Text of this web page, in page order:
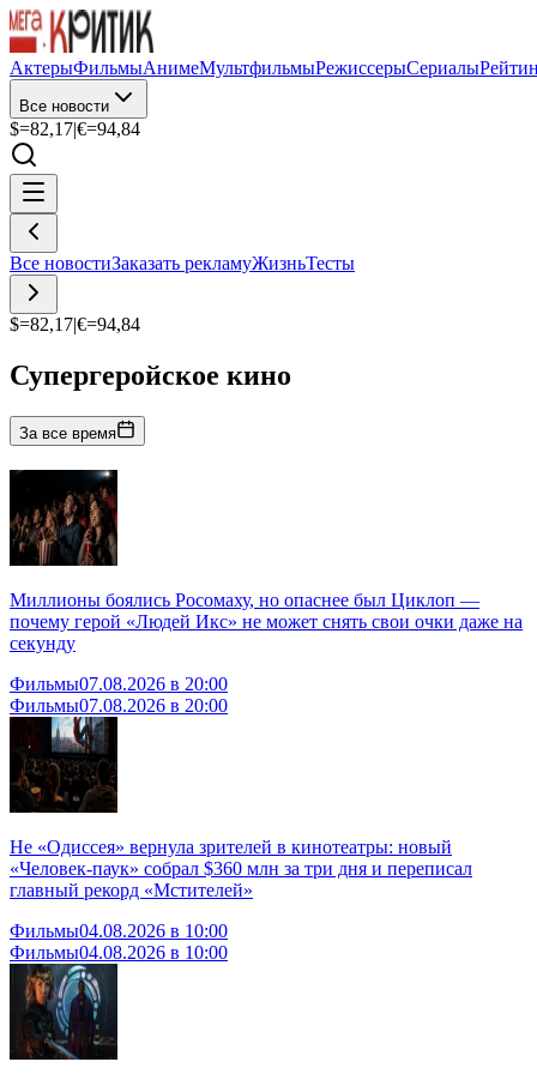
АктерыФильмыАнимеМультфильмыРежиссерыСериалы
Все новости
$=82,17|€=94,84
Все новостиЗаказать рекламуЖизньТесты
$=82,17|€=94,84
Супергеройское кино
За все время
Миллионы боялись Росомаху, но опаснее был Циклоп —
почему герой «Людей Икс» не может снять свои очки даже на
секунду
Фильмы07.08.2026 в 20:00
Фильмы07.08.2026 в 20:00
Не «Одиссея» вернула зрителей в кинотеатры: новый
«Человек-паук» собрал $360 млн за три дня и переписал
главный рекорд «Мстителей»
Фильмы04.08.2026 в 10:00
Фильмы04.08.2026 в 10:00